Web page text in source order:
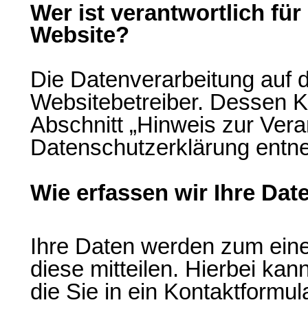
Wer ist verantwortlich
Website?
Die Datenverarbeitung auf
Websitebetreiber. Dessen
Abschnitt „Hinweis zur
Datenschutzerklärung
Wie erfassen wir Ihre
Ihre Daten werden zum
diese mitteilen. Hierbei
die Sie in ein